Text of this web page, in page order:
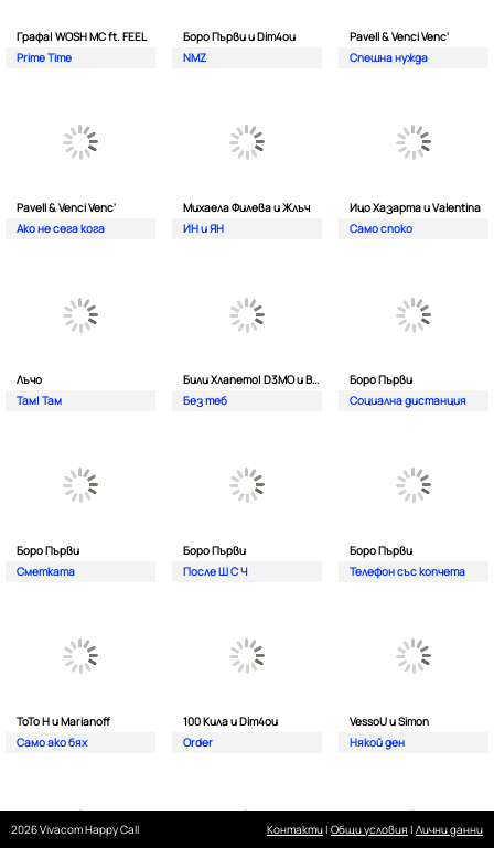
Графа| WOSH MC ft. FEEL
Prime Time
Боро Първи и Dim4ou
NMZ
Pavell & Venci Venc'
Спешна нужда
Pavell & Venci Venc'
Ако не сега кога
Михаела Филева и Жлъч
ИН и ЯН
Ицо Хазарта и Valentina
Само споко
Лъчо
Там| Там
Били Хлапето| D3MO и BREVIS
Без теб
Боро Първи
Социална дистанция
Боро Първи
Сметката
Боро Първи
После Ш С Ч
Боро Първи
Телефон със копчета
ТоТо Н и Marianoff
Само ако бях
100 Кила и Dim4ou
Order
VessoU и Simon
Някой ден
2026 Vivacom Happy Call Контакти| Общи условия | Лични данни